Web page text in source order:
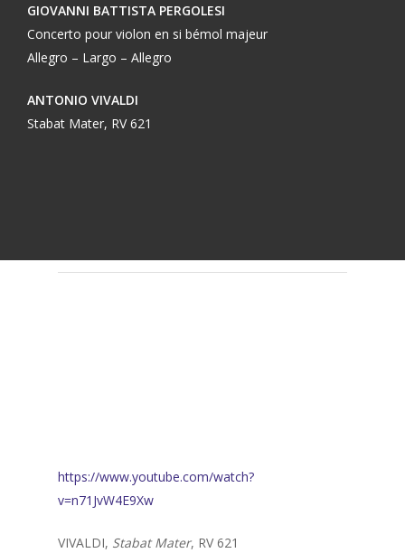
GIOVANNI BATTISTA PERGOLESI
Concerto pour violon en si bémol majeur
Allegro – Largo – Allegro
ANTONIO VIVALDI
Stabat Mater, RV 621
https://www.youtube.com/watch?
v=n71JvW4E9Xw
VIVALDI, Stabat Mater, RV 621